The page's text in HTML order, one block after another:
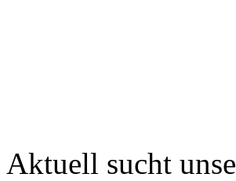
Aktuell sucht